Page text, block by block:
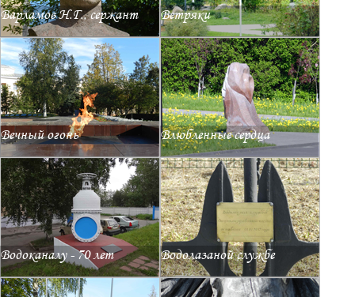
Варламов Н.Г., сержант Ветряки
Вечный огонь Влюбленные сердца
Водоканалу - 70 лет Водолазаной службе